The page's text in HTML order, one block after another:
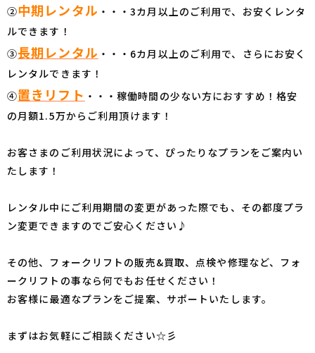
②中期レンタル ・・・3カ月以上のご利用で、お安くレンタ
ルできます！
③長期レンタル ・・・6カ月以上のご利用で、さらにお安く
レンタルできます！
④置きリフト ・・・稼働時間の少ない方におすすめ！格安
の月額1.5万からご利用頂けます！
お客さまのご利用状況によって、ぴったりなプランをご案内い
たします！
レンタル中にご利用期間の変更があった際でも、その都度プラ
ン変更できますのでご安心ください♪
その他、フォークリフトの販売&買取、点検や修理など、フォ
ークリフトの事なら何でもお任せください！
お客様に最適なプランをご提案、サポートいたします。
まずはお気軽にご相談ください☆彡